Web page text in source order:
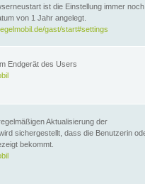
ist die Einstellung immer noch
von 1 Jahr angelegt.
gast/start#settings
Endgerät des Users
Aktualisierung der
wird sichergestellt, dass die Benutzerin
bekommt.